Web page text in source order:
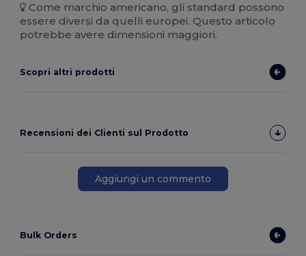
Come marchio americano, gli standard possono
essere diversi da quelli europei. Questo articolo
potrebbe avere dimensioni maggiori.
Scopri altri prodotti
Recensioni dei Clienti sul Prodotto
Aggiungi un commento
Bulk Orders